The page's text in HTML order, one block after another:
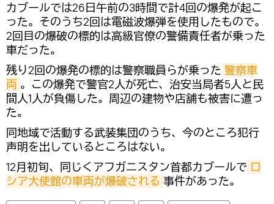
カブールでは26日午前の3時間で計4回の爆発が起こ
った。そのうち2回は電磁波爆弾を使用したもので。
2回目の爆破の標的は高級官僚の警備責任者が乗った
車だった。
残り2回の爆発の標的は警察職員らが乗った 警察車
両 。この爆発で警官2人が死亡、治安当局者5人と民
間人1人が負傷した。周辺の建物や店舗も被害に遭っ
た。
同地域で活動する武装集団のうち、今のところ犯行
声明を出しているところはない。
12月初旬、同じくアフガニスタン首都カブールで ロ
シア大使館の車両が爆破される 事件があった。